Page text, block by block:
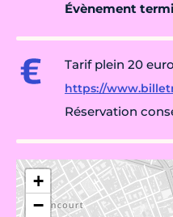
Évènement
Tarif plein 20
https://
Réservation
+
−